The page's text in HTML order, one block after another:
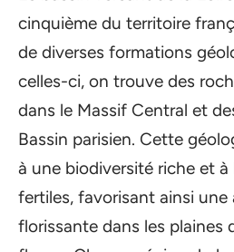
cinquième du territoire
de diverses formations
celles-ci, on trouve des
dans le Massif Central et
Bassin parisien. Cette
à une biodiversité riche et
fertiles, favorisant ainsi une
florissante dans les plaines